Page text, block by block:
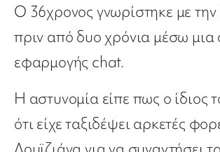
Ο 36χρονος γνωρίστηκε με
πριν από δυο χρόνια μέσω μια
εφαρμογής chat.
Η αστυνομία είπε πως ο ίδιος
ότι είχε ταξιδέψει αρκετές